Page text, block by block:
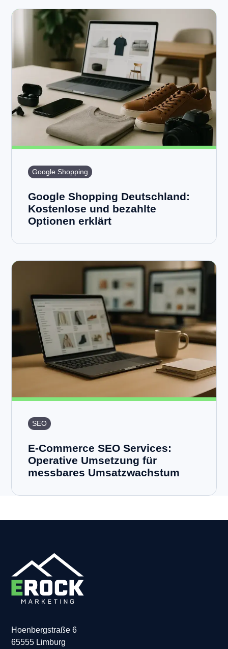
Google Shopping
Google Shopping Deutschland:
Kostenlose und bezahlte
Optionen erklärt
SEO
E-Commerce SEO Services:
Operative Umsetzung für
messbares Umsatzwachstum
Hoenbergstraße 6
65555 Limburg